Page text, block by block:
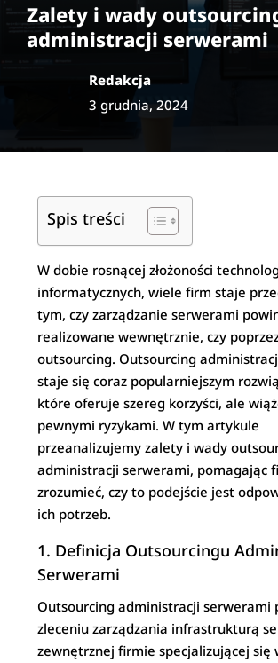
Zalety i wady
administracji serwerami
Redakcja
3 grudnia, 2024
Spis treści
W dobie rosnącej złożoności
informatycznych, wiele firm staje
tym, czy zarządzanie serwerami
realizowane wewnętrznie, czy
outsourcing. Outsourcing
staje się coraz popularniejszym
które oferuje szereg korzyści, ale
pewnymi ryzykami. W tym artykule
przeanalizujemy zalety i wady
administracji serwerami, pomagając
zrozumieć, czy to podejście jest
ich potrzeb.
1. Definicja Outsourcingu
Serwerami
Outsourcing administracji serwerami
zleceniu zarządzania infrastrukturą
zewnętrznej firmie specjalizującej się